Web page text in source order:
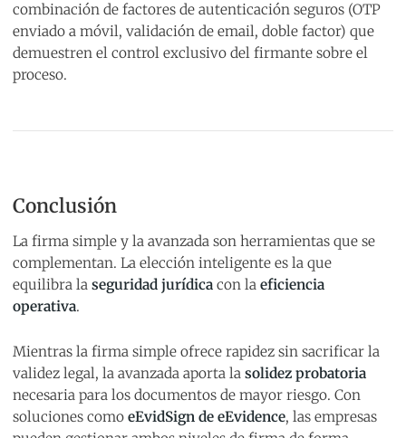
combinación de factores de autenticación seguros (OTP
enviado a móvil, validación de email, doble factor) que
demuestren el control exclusivo del firmante sobre el
proceso.
Conclusión
La firma simple y la avanzada son herramientas que se
complementan. La elección inteligente es la que
equilibra la seguridad jurídica con la eficiencia
operativa.
Mientras la firma simple ofrece rapidez sin sacrificar la
validez legal, la avanzada aporta la solidez probatoria
necesaria para los documentos de mayor riesgo. Con
soluciones como eEvidSign de eEvidence, las empresas